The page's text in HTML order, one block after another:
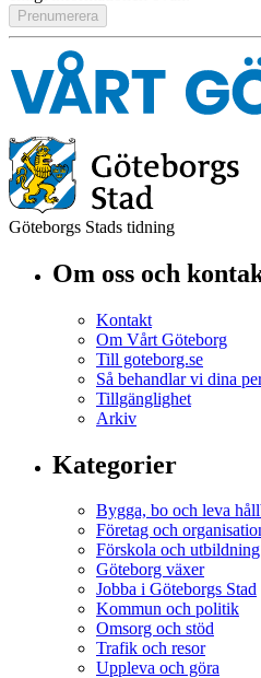
Göteborgs Stads tidning
Om oss och
Kontakt
Om Vårt Göteborg
Till goteborg.se
Så behandlar vi dina
Tillgänglighet
Arkiv
Kategorier
Bygga, bo och leva
Företag och
Förskola och utbildning
Göteborg växer
Jobba i Göteborgs Stad
Kommun och politik
Omsorg och stöd
Trafik och resor
Uppleva och göra